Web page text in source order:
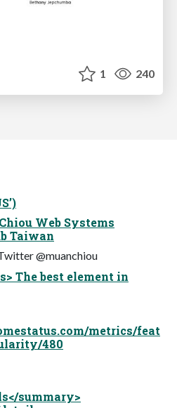
1 240
Web Systems
Taiwan
@muanchiou
The best element in
metrics/feat
480
summary>